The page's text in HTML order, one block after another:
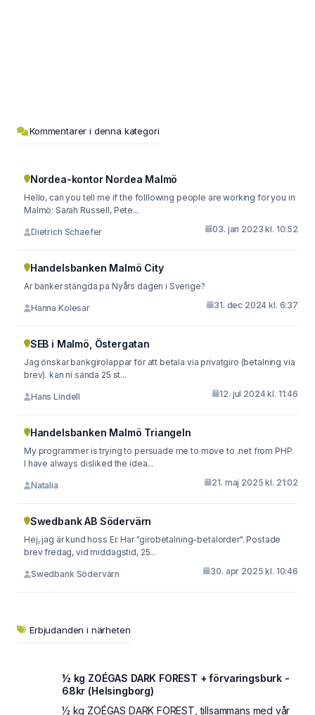
Kommentarer i denna kategori
Nordea-kontor Nordea Malmö
Hello, can you tell me if the folllowing people are working for you in
Malmö: Sarah Russell, Pete...
Dietrich Schaefer 03. jan 2023 kl. 10:52
Handelsbanken Malmö City
Ar banker stängda pa Nyårs dagen i Sverige?
Hanna Kolesar 31. dec 2024 kl. 6:37
SEB i Malmö, Östergatan
Jag önskar bankgirolappar för att betala via privatgiro (betalning via
brev). kan ni sända 25 st...
Hans Lindell 12. jul 2024 kl. 11:46
Handelsbanken Malmö Triangeln
My programmer is trying to persuade me to move to .net from PHP.
I have always disliked the idea...
Natalia 21. maj 2025 kl. 21:02
Swedbank AB Södervärn
Hej, jag är kund hoss Er. Har "girobetalning-betalorder". Postade
brev fredag, vid middagstid, 25...
Swedbank Södervärn 30. apr 2025 kl. 10:46
Erbjudanden i närheten
½ kg ZOÉGAS DARK FOREST + förvaringsburk -
68kr (Helsingborg)
½ kg ZOÉGAS DARK FOREST, tillsammans med vår